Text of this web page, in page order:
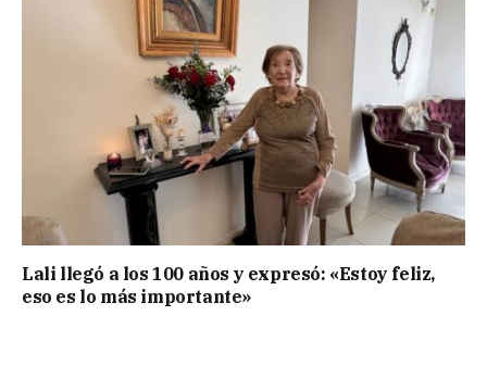
Lali llegó a los 100 años y expresó: «Estoy feliz,
eso es lo más importante»